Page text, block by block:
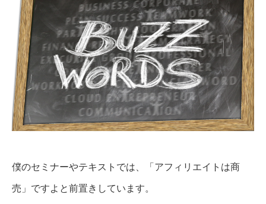
僕のセミナーやテキストでは、「アフィリエイトは商
売」ですよと前置きしています。